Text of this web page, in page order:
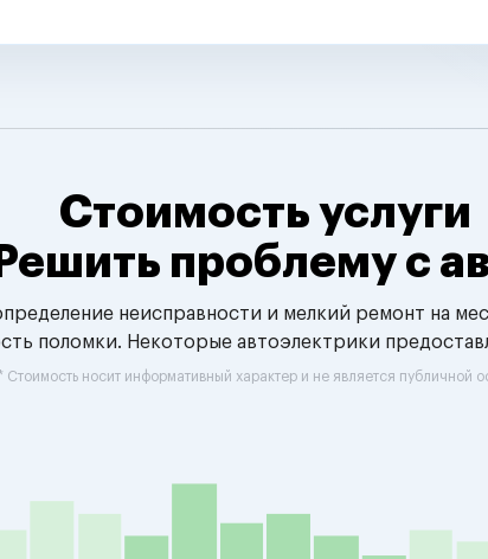
Стоимость услуги
Решить проблему с
неисправности и мелкий ремонт на
поломки. Некоторые автоэлектрики
Стоимость носит информативный характер и не является публичной